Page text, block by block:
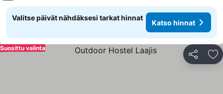
Valitse päivät nähdäksesi tarkat hinnat
Katso hinnat
Jaa
Suosittu valinta